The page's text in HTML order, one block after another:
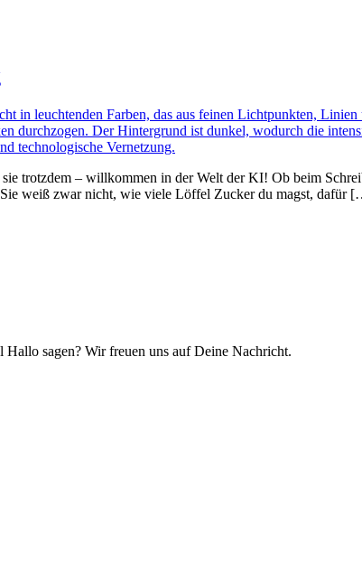
trotzdem – willkommen in der Welt der KI! Ob beim
weiß zwar nicht, wie viele Löffel Zucker du magst, dafür
sagen? Wir freuen uns auf Deine Nachricht.